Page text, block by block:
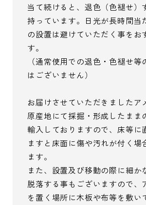
当て続けると、退色（色褪せ）
持っています。日光が長時間当
の設置は避けていただく事をお
す。
（通常使用での退色・色褪せ等
はございません）
お届けさせていただきましたア
原産地にて採掘・形成したまま
輸入しておりますので、床等に
ますと床面に傷や汚れが付く場
ます。
また、設置及び移動の際に細か
脱落する事もございますので、
を置く場所に木板や布等を敷い